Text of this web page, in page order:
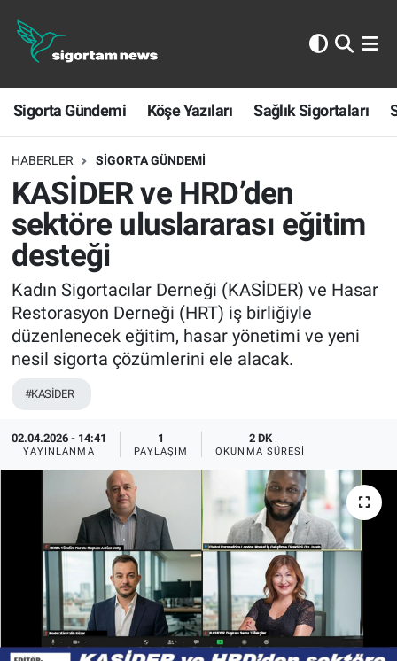
Sigorta Gündemi Köşe Yazıları Sağlık Sigortaları
HABERLER SIGORTA GÜNDEMI
KASİDER ve HRD’den
sektöre uluslararası eğitim
desteği
Kadın Sigortacılar Derneği (KASİDER) ve Hasar
Restorasyon Derneği (HRT) iş birliğiyle
düzenlenecek eğitim, hasar yönetimi ve yeni
nesil sigorta çözümlerini ele alacak.
#KASİDER
02.04.2026 - 14:41
YAYINLANMA
1
PAYLAŞIM
2 DK
OKUNMA SÜRESI
Sigorta Gündemi
Köşe Yazıları
Sağlık Sigortaları
Sporun Sigortası
Ekonomi